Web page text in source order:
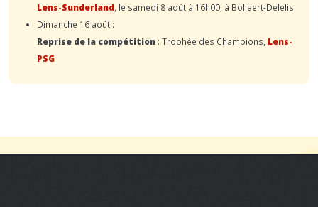
Lens-Sunderland , le samedi 8 août à 16h00, à Bollaert-Delelis
Dimanche 16 août :
Reprise de la compétition : Trophée des Champions, Lens-
PSG